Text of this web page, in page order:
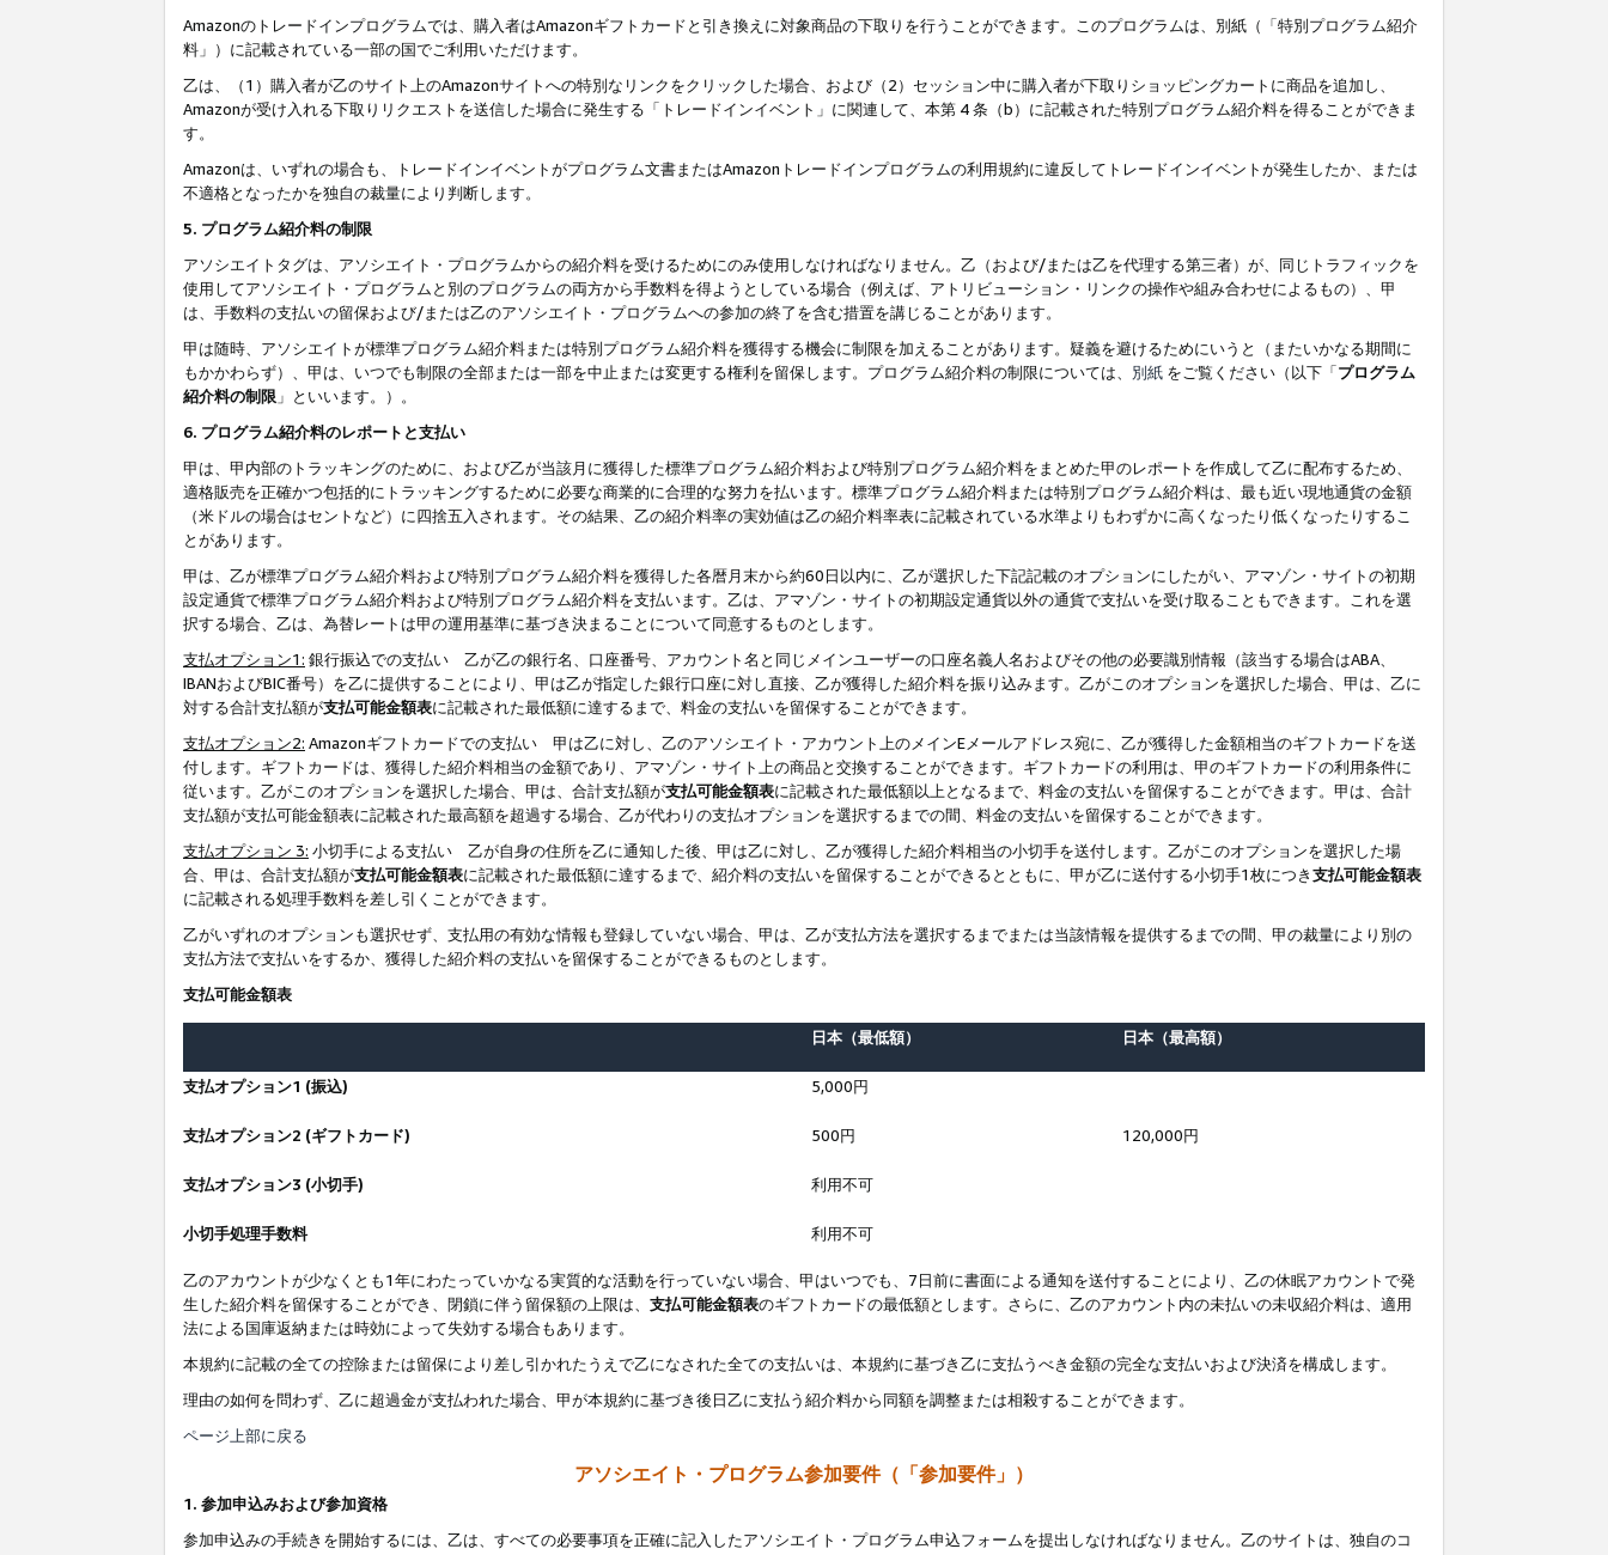
Amazonのトレードインプログラムでは、購入者はAmazonギフトカードと引き換えに対象商品の下取りを行うことができます。このプログラムは、別紙（「特別プログラム紹介
料」）に記載されている一部の国でご利用いただけます。
乙は、（1）購入者が乙のサイト上のAmazonサイトへの特別なリンクをクリックした場合、および（2）セッション中に購入者が下取りショッピングカートに商品を追加し、
Amazonが受け入れる下取りリクエストを送信した場合に発生する「トレードインイベント」に関連して、本第 4 条（b）に記載された特別プログラム紹介料を得ることができま
す。
Amazonは、いずれの場合も、トレードインイベントがプログラム文書またはAmazonトレードインプログラムの利用規約に違反してトレードインイベントが発生したか、または
不適格となったかを独自の裁量により判断します。
5. プログラム紹介料の制限
アソシエイトタグは、アソシエイト・プログラムからの紹介料を受けるためにのみ使用しなければなりません。乙（および/または乙を代理する第三者）が、同じトラフィックを
使用してアソシエイト・プログラムと別のプログラムの両方から手数料を得ようとしている場合（例えば、アトリビューション・リンクの操作や組み合わせによるもの）、甲
は、手数料の支払いの留保および/または乙のアソシエイト・プログラムへの参加の終了を含む措置を講じることがあります。
甲は随時、アソシエイトが標準プログラム紹介料または特別プログラム紹介料を獲得する機会に制限を加えることがあります。疑義を避けるためにいうと（またいかなる期間に
もかかわらず）、甲は、いつでも制限の全部または一部を中止または変更する権利を留保します。プログラム紹介料の制限については、 別紙 をご覧ください（以下「プログラム
紹介料の制限 」といいます。）。
6. プログラム紹介料のレポートと支払い
甲は、甲内部のトラッキングのために、および乙が当該月に獲得した標準プログラム紹介料および特別プログラム紹介料をまとめた甲のレポートを作成して乙に配布するため、
適格販売を正確かつ包括的にトラッキングするために必要な商業的に合理的な努力を払います。標準プログラム紹介料または特別プログラム紹介料は、最も近い現地通貨の金額
（米ドルの場合はセントなど）に四捨五入されます。その結果、乙の紹介料率の実効値は乙の紹介料率表に記載されている水準よりもわずかに高くなったり低くなったりするこ
とがあります。
甲は、乙が標準プログラム紹介料および特別プログラム紹介料を獲得した各暦月末から約60日以内に、乙が選択した下記記載のオプションにしたがい、アマゾン・サイトの初期
設定通貨で標準プログラム紹介料および特別プログラム紹介料を支払います。乙は、アマゾン・サイトの初期設定通貨以外の通貨で支払いを受け取ることもできます。これを選
択する場合、乙は、為替レートは甲の運用基準に基づき決まることについて同意するものとします。
支払オプション1: 銀行振込での支払い 乙が乙の銀行名、口座番号、アカウント名と同じメインユーザーの口座名義人名およびその他の必要識別情報（該当する場合はABA、
IBANおよびBIC番号）を乙に提供することにより、甲は乙が指定した銀行口座に対し直接、乙が獲得した紹介料を振り込みます。乙がこのオプションを選択した場合、甲は、乙に
対する合計支払額が支払可能金額表に記載された最低額に達するまで、料金の支払いを留保することができます。
支払オプション2: Amazonギフトカードでの支払い 甲は乙に対し、乙のアソシエイト・アカウント上のメインEメールアドレス宛に、乙が獲得した金額相当のギフトカードを送
付します。ギフトカードは、獲得した紹介料相当の金額であり、アマゾン・サイト上の商品と交換することができます。ギフトカードの利用は、甲のギフトカードの利用条件に
従います。乙がこのオプションを選択した場合、甲は、合計支払額が支払可能金額表に記載された最低額以上となるまで、料金の支払いを留保することができます。甲は、合計
支払額が支払可能金額表に記載された最高額を超過する場合、乙が代わりの支払オプションを選択するまでの間、料金の支払いを留保することができます。
支払オプション 3: 小切手による支払い 乙が自身の住所を乙に通知した後、甲は乙に対し、乙が獲得した紹介料相当の小切手を送付します。乙がこのオプションを選択した場
合、甲は、合計支払額が支払可能金額表に記載された最低額に達するまで、紹介料の支払いを留保することができるとともに、甲が乙に送付する小切手1枚につき支払可能金額表
に記載される処理手数料を差し引くことができます。
乙がいずれのオプションも選択せず、支払用の有効な情報も登録していない場合、甲は、乙が支払方法を選択するまでまたは当該情報を提供するまでの間、甲の裁量により別の
支払方法で支払いをするか、獲得した紹介料の支払いを留保することができるものとします。
支払可能金額表
日本（最低額） 日本（最高額）
支払オプション1 (振込) 5,000円
支払オプション2 (ギフトカード) 500円 120,000円
支払オプション3 (小切手) 利用不可
小切手処理手数料 利用不可
乙のアカウントが少なくとも1年にわたっていかなる実質的な活動を行っていない場合、甲はいつでも、7日前に書面による通知を送付することにより、乙の休眠アカウントで発
生した紹介料を留保することができ、閉鎖に伴う留保額の上限は、 支払可能金額表のギフトカードの最低額とします。さらに、乙のアカウント内の未払いの未収紹介料は、適用
法による国庫返納または時効によって失効する場合もあります。
本規約に記載の全ての控除または留保により差し引かれたうえで乙になされた全ての支払いは、本規約に基づき乙に支払うべき金額の完全な支払いおよび決済を構成します。
理由の如何を問わず、乙に超過金が支払われた場合、甲が本規約に基づき後日乙に支払う紹介料から同額を調整または相殺することができます。
ページ上部に戻る
アソシエイト・プログラム参加要件（「参加要件」）
1. 参加申込みおよび参加資格
参加申込みの手続きを開始するには、乙は、すべての必要事項を正確に記入したアソシエイト・プログラム申込フォームを提出しなければなりません。乙のサイトは、独自のコ